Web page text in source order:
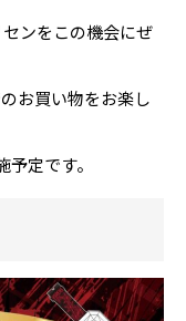
ンをこの機会にぜ
お買い物をお楽し
定です。